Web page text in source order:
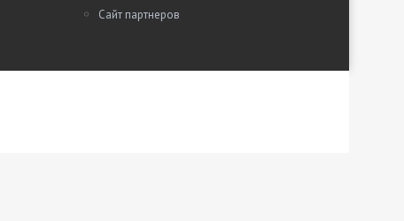
Сайт партнеров